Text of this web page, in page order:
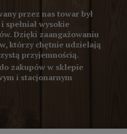
przez nas towar był
spełniał wysokie
Dzięki zaangażowaniu
którzy chętnie udzielają
przyjemnością.
zakupów w sklepie
i stacjonarnym